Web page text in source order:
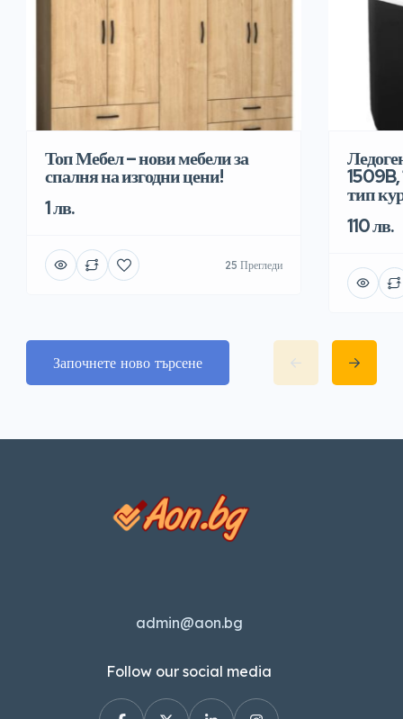
Топ Мебел – нови мебели за
спалня на изгодни цени!
1 лв.
25 Прегледи
1509B,
тип
110 лв.
Започнете ново търсене
admin@aon.bg
Follow our social media